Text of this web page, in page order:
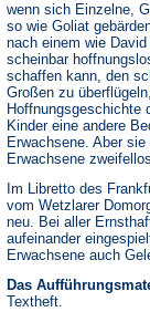
wenn sich Einzelne,
so wie Goliat
nach einem wie
scheinbar
schaffen kann, den
Großen zu
Hoffnungsgeschichte
Kinder eine andere
Erwachsene. Aber
Erwachsene
Im Libretto des
vom Wetzlarer
neu. Bei aller
aufeinander
Erwachsene auch
Das
Textheft.